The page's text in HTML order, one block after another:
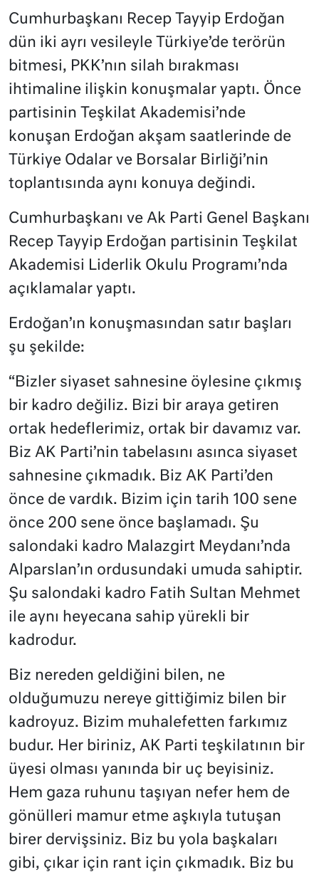
Cumhurbaşkanı Recep Tayyip Erdoğan
dün iki ayrı vesileyle Türkiye’de terörün
bitmesi, PKK’nın silah bırakması
ihtimaline ilişkin konuşmalar yaptı. Önce
partisinin Teşkilat Akademisi’nde
konuşan Erdoğan akşam saatlerinde de
Türkiye Odalar ve Borsalar Birliği’nin
toplantısında aynı konuya değindi.
Cumhurbaşkanı ve Ak Parti Genel Başkanı
Recep Tayyip Erdoğan partisinin Teşkilat
Akademisi Liderlik Okulu Programı’nda
açıklamalar yaptı.
Erdoğan’ın konuşmasından satır başları
şu şekilde:
“Bizler siyaset sahnesine öylesine çıkmış
bir kadro değiliz. Bizi bir araya getiren
ortak hedeflerimiz, ortak bir davamız var.
Biz AK Parti’nin tabelasını asınca siyaset
sahnesine çıkmadık. Biz AK Parti’den
önce de vardık. Bizim için tarih 100 sene
önce 200 sene önce başlamadı. Şu
salondaki kadro Malazgirt Meydanı’nda
Alparslan’ın ordusundaki umuda sahiptir.
Şu salondaki kadro Fatih Sultan Mehmet
ile aynı heyecana sahip yürekli bir
kadrodur.
Biz nereden geldiğini bilen, ne
olduğumuzu nereye gittiğimiz bilen bir
kadroyuz. Bizim muhalefetten farkımız
budur. Her biriniz, AK Parti teşkilatının bir
üyesi olması yanında bir uç beyisiniz.
Hem gaza ruhunu taşıyan nefer hem de
gönülleri mamur etme aşkıyla tutuşan
birer dervişsiniz. Biz bu yola başkaları
gibi, çıkar için rant için çıkmadık. Biz bu